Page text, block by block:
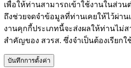
เพื่อให้ท่านสามารถเข้าใช้งานในส่วน
ถึงช่วยจดจำข้อมูลที่ท่านเคยให้ไว้ผ่าน
งานคุกกี้ประเภทนี้จะส่งผลให้ท่านไม่
สำคัญของ สวรส. ซึ่งจำเป็นต้องเรียกใ
บันทึกการตั้งค่า